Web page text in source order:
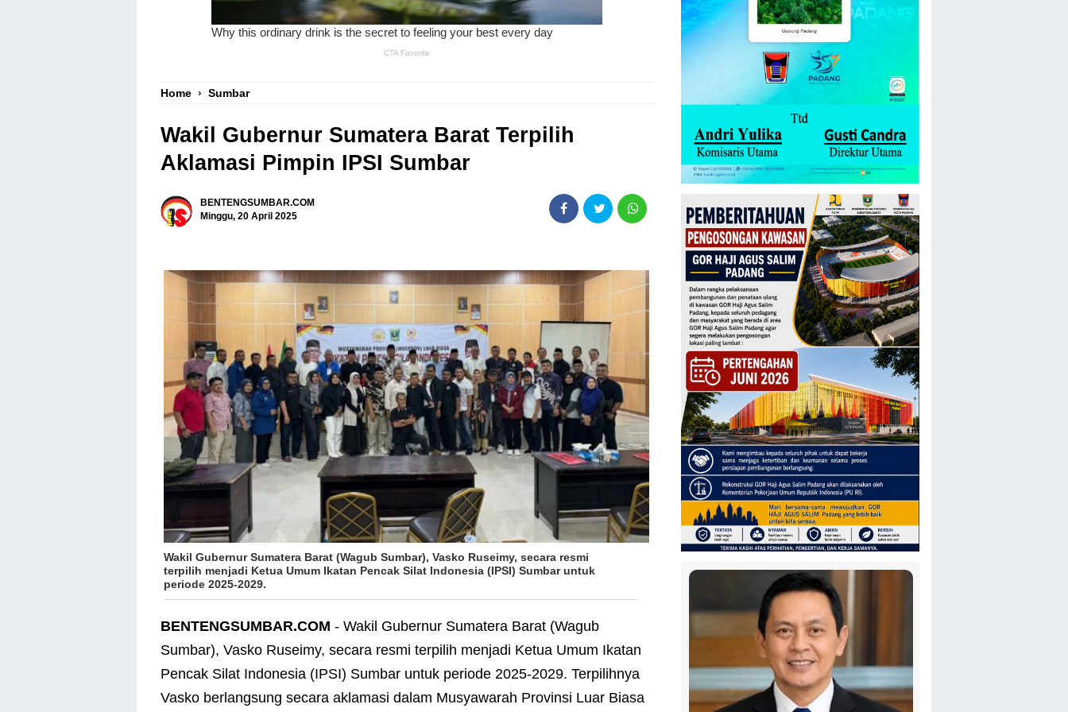
Home › Sumbar
Wakil Gubernur Sumatera Barat Terpilih
Aklamasi Pimpin IPSI Sumbar
BENTENGSUMBAR.COM
Minggu, 20 April 2025
Wakil Gubernur Sumatera Barat (Wagub Sumbar), Vasko Ruseimy, secara resmi
terpilih menjadi Ketua Umum Ikatan Pencak Silat Indonesia (IPSI) Sumbar untuk
periode 2025-2029.
BENTENGSUMBAR.COM - Wakil Gubernur Sumatera Barat (Wagub
Sumbar), Vasko Ruseimy, secara resmi terpilih menjadi Ketua Umum Ikatan
Pencak Silat Indonesia (IPSI) Sumbar untuk periode 2025-2029. Terpilihnya
Vasko berlangsung secara aklamasi dalam Musyawarah Provinsi Luar Biasa